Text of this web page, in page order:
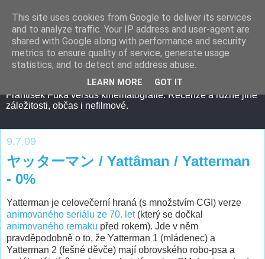
František Fuka versus kinematografie. Recenze a různé jiné
záležitosti, občas i nefilmové.
9.7.09
ヤッターマン / Yattâman / Yatterman
- 0%
Yatterman je celovečerní hraná (s množstvím CGI) verze
animovaného seriálu ze 70. let(který se dočkal
animovaného remaku před rokem). Jde v něm
pravděpodobně o to, že Yatterman 1 (mládenec) a
Yatterman 2 (fešné děvče) mají obrovského robo-psa a
This site uses cookies from Google to deliver its services
and to analyze traffic. Your IP address and user-agent are
shared with Google along with performance and security
metrics to ensure quality of service, generate usage
statistics, and to detect and address abuse.
LEARN MORE GOT IT